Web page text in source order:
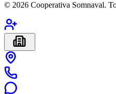
© 2026 Cooperativa Somnaval.